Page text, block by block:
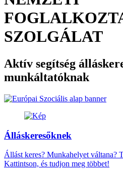
SZOLGÁLAT
Aktív segítség
munkáltatóknak
Álláskeresőknek
Állást keres? Munkahelyet váltana?
Kattintson, és tudjon meg többet!